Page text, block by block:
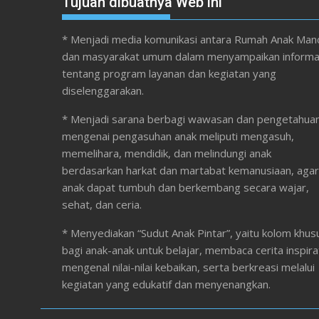
* Menjadi media komunikasi antara Rumah Anak
dan masyarakat umum dalam menyampaikan
tentang program layanan dan kegiatan yang
diselenggarakan.
* Menjadi sarana berbagi wawasan dan
mengenai pengasuhan anak meliputi mengasuh,
memelihara, mendidik, dan melindungi anak
berdasarkan harkat dan martabat kemanusiaan, agar
anak dapat tumbuh dan berkembang secara wajar,
sehat, dan ceria.
* Menyediakan “Sudut Anak Pintar”, yaitu kolom
bagi anak-anak untuk belajar, membaca cerita
mengenal nilai-nilai kebaikan, serta berkreasi melalui
kegiatan yang edukatif dan menyenangkan.